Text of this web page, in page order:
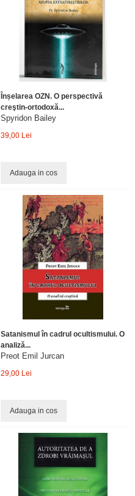
Înșelarea OZN. O perspectivă
creştin-ortodoxă...
Spyridon Bailey
39,00 Lei
Adauga in cos
Satanismul în cadrul ocultismului. O
analiză...
Preot Emil Jurcan
29,00 Lei
Adauga in cos